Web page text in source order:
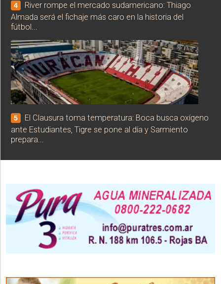
4
River rompe el mercado sudamericano: Thiago
Almada será el fichaje más caro en la historia del
fútbol...
5
El Clausura toma temperatura: Boca busca oxígeno
ante Estudiantes, Tigre se pone al día y Sarmiento
prepara...